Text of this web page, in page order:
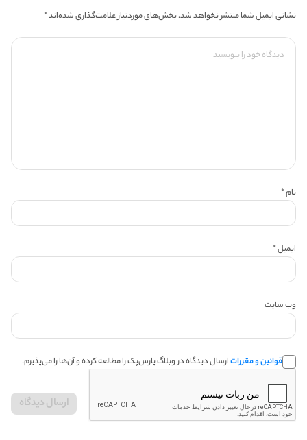
نشانی ایمیل شما منتشر نخواهد شد.بخش‌های موردنیاز علامت‌گذاری شده‌اند*
نام*
ایمیل*
وب‌ سایت
قوانین و مقرراتارسال دیدگاه در وبلاگ پارس‌پک را مطالعه کرده و آن‌ها را می‌پذیرم.